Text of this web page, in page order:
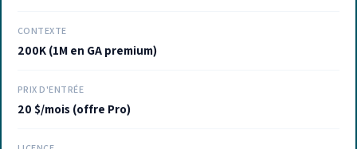
CONTEXTE
200K (1M en GA premium)
PRIX D'ENTRÉE
20 $/mois (offre Pro)